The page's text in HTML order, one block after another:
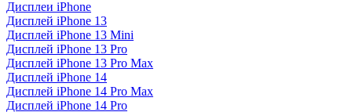
Дисплеи iPhone
Дисплей iPhone 13
Дисплей iPhone 13 Mini
Дисплей iPhone 13 Pro
Дисплей iPhone 13 Pro Max
Дисплей iPhone 14
Дисплей iPhone 14 Pro Max
Дисплей iPhone 14 Pro